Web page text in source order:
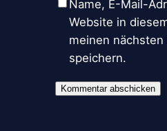
Name, E-Mail-
Website in
meinen nächsten
speichern.